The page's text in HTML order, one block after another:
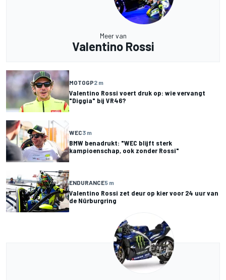
Meer van
Valentino Rossi
MOTOGP2 m
Valentino Rossi voert druk op: wie vervangt
"Diggia" bij VR46?
WEC3 m
BMW benadrukt: "WEC blijft sterk
kampioenschap, ook zonder Rossi"
ENDURANCE5 m
Valentino Rossi zet deur op kier voor 24 uur van
de Nürburgring